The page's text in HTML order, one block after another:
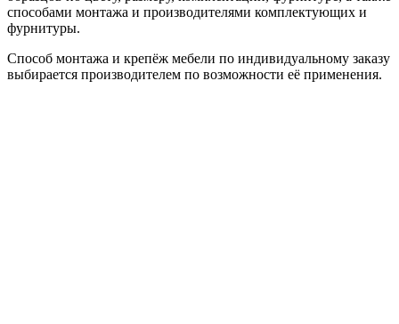
способами монтажа и производителями комплектующих и
фурнитуры.
Способ монтажа и крепёж мебели по индивидуальному заказу
выбирается производителем по возможности её применения.